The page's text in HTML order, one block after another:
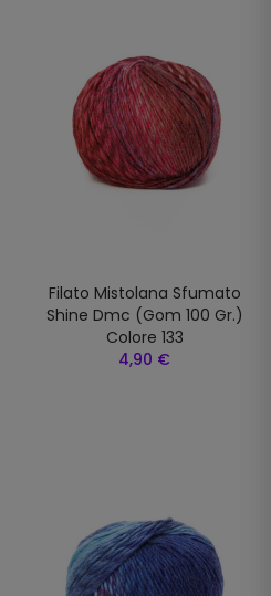
Filato Mistolana Sfumato
Shine Dmc (gom 100 Gr.)
Colore 133
4,90 €